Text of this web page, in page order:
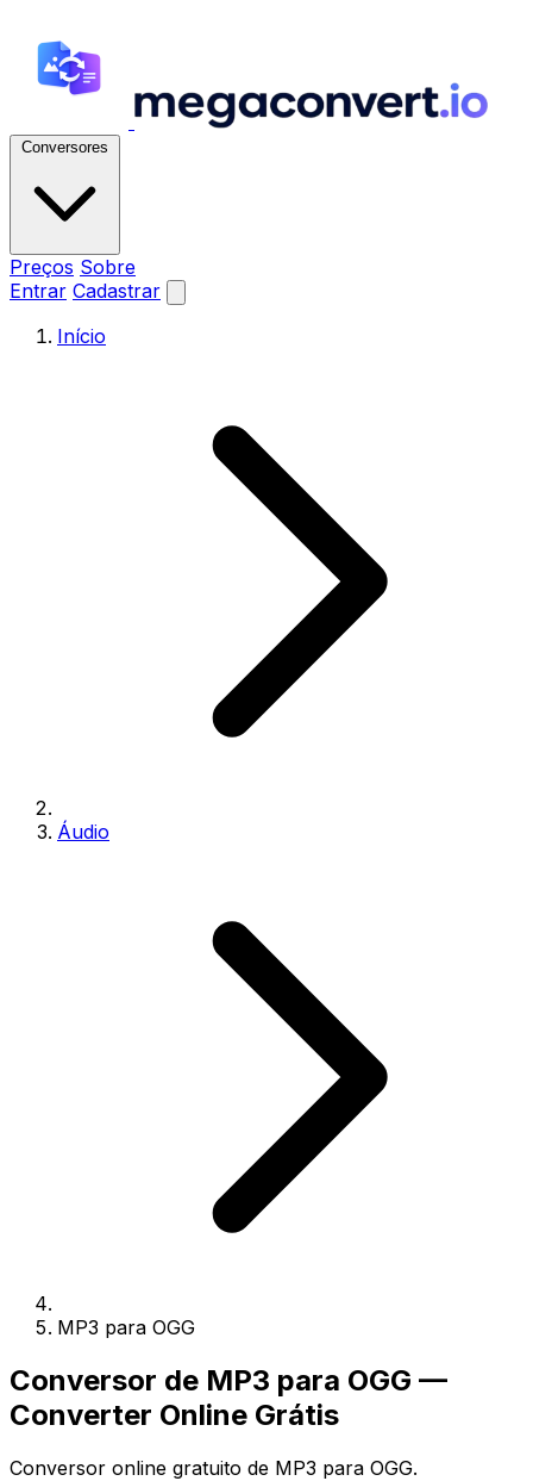
Conversores
Preços Sobre
Entrar Cadastrar
Início
Áudio
MP3 para OGG
Conversor de MP3 para OGG —
Converter Online Grátis
Conversor online gratuito de MP3 para OGG.